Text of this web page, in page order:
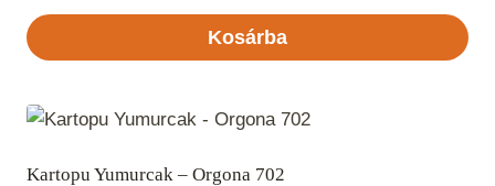
Kosárba
Kartopu Yumurcak – Orgona 702